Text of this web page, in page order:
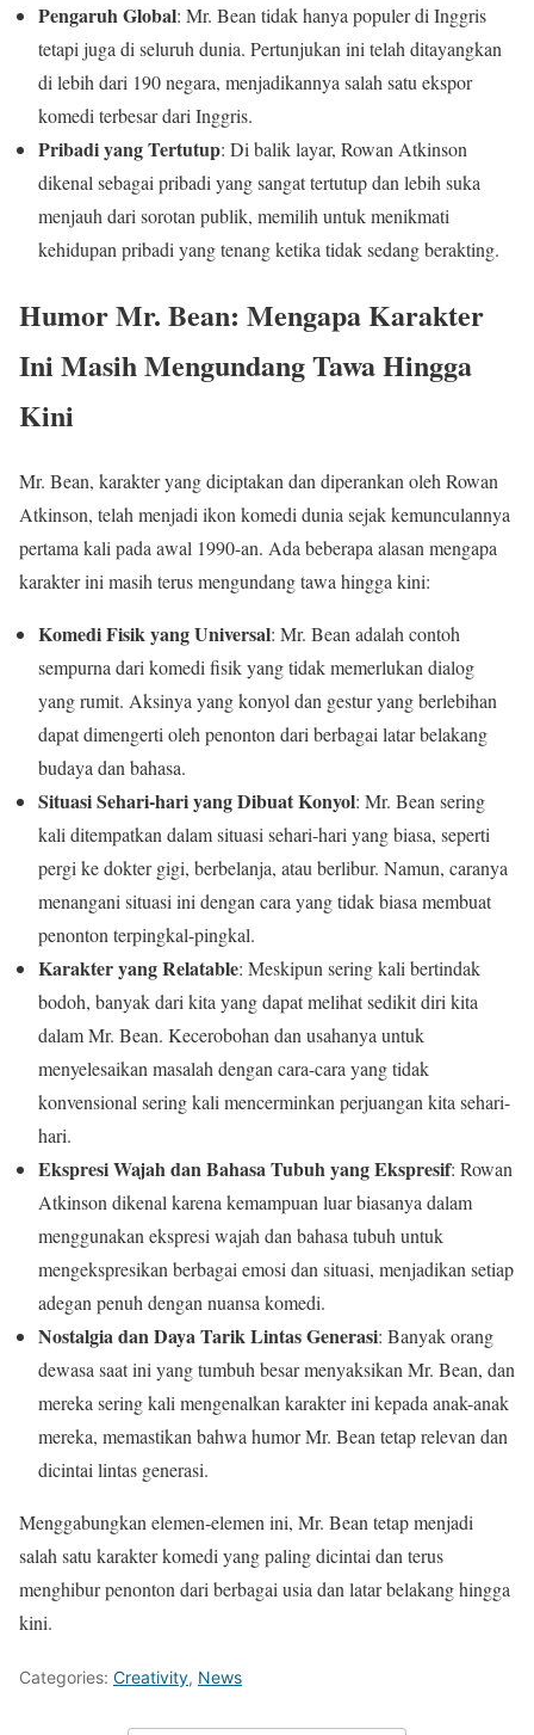
Pengaruh Global: Mr. Bean tidak hanya populer di Inggris
tetapi juga di seluruh dunia. Pertunjukan ini telah ditayangkan
di lebih dari 190 negara, menjadikannya salah satu ekspor
komedi terbesar dari Inggris.
Pribadi yang Tertutup: Di balik layar, Rowan Atkinson
dikenal sebagai pribadi yang sangat tertutup dan lebih suka
menjauh dari sorotan publik, memilih untuk menikmati
kehidupan pribadi yang tenang ketika tidak sedang berakting.
Humor Mr. Bean: Mengapa Karakter
Ini Masih Mengundang Tawa Hingga
Kini
Mr. Bean, karakter yang diciptakan dan diperankan oleh Rowan
Atkinson, telah menjadi ikon komedi dunia sejak kemunculannya
pertama kali pada awal 1990-an. Ada beberapa alasan mengapa
karakter ini masih terus mengundang tawa hingga kini:
Komedi Fisik yang Universal: Mr. Bean adalah contoh
sempurna dari komedi fisik yang tidak memerlukan dialog
yang rumit. Aksinya yang konyol dan gestur yang berlebihan
dapat dimengerti oleh penonton dari berbagai latar belakang
budaya dan bahasa.
Situasi Sehari-hari yang Dibuat Konyol: Mr. Bean sering
kali ditempatkan dalam situasi sehari-hari yang biasa, seperti
pergi ke dokter gigi, berbelanja, atau berlibur. Namun, caranya
menangani situasi ini dengan cara yang tidak biasa membuat
penonton terpingkal-pingkal.
Karakter yang Relatable: Meskipun sering kali bertindak
bodoh, banyak dari kita yang dapat melihat sedikit diri kita
dalam Mr. Bean. Kecerobohan dan usahanya untuk
menyelesaikan masalah dengan cara-cara yang tidak
konvensional sering kali mencerminkan perjuangan kita sehari-
hari.
Ekspresi Wajah dan Bahasa Tubuh yang Ekspresif: Rowan
Atkinson dikenal karena kemampuan luar biasanya dalam
menggunakan ekspresi wajah dan bahasa tubuh untuk
mengekspresikan berbagai emosi dan situasi, menjadikan setiap
adegan penuh dengan nuansa komedi.
Nostalgia dan Daya Tarik Lintas Generasi: Banyak orang
dewasa saat ini yang tumbuh besar menyaksikan Mr. Bean, dan
mereka sering kali mengenalkan karakter ini kepada anak-anak
mereka, memastikan bahwa humor Mr. Bean tetap relevan dan
dicintai lintas generasi.
Menggabungkan elemen-elemen ini, Mr. Bean tetap menjadi
salah satu karakter komedi yang paling dicintai dan terus
menghibur penonton dari berbagai usia dan latar belakang hingga
kini.
Categories: Creativity, News